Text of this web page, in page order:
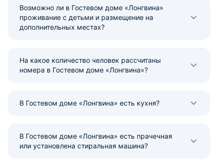
Возможно ли в Гостевом доме «Лонгвина»
проживание с детьми и размещение на
дополнительных местах?
На какое количество человек рассчитаны
номера в Гостевом доме «Лонгвина»?
В Гостевом доме «Лонгвина» есть кухня?
В Гостевом доме «Лонгвина» есть прачечная
или установлена стиральная машина?